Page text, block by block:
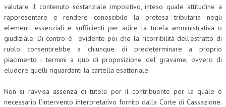
valutare il contenuto sostanziale impositivo, inteso quale attitudine a
rappresentare e rendere conoscibile la pretesa tributaria negli
elementi essenziali e sufficienti per adire la tutela amministrativa o
giudiziale. Di contro è evidente poi che la ricorribilità dell’estratto di
ruolo consentirebbe a chiunque di predeterminare a proprio
piacimento i termini a quo di proposizione del gravame, ovvero di
eludere quelli riguardanti la cartella esattoriale.
Non si ravvisa assenza di tutela per il contribuente per la quale è
necessario l’intervento interpretativo fornito dalla Corte di Cassazione.